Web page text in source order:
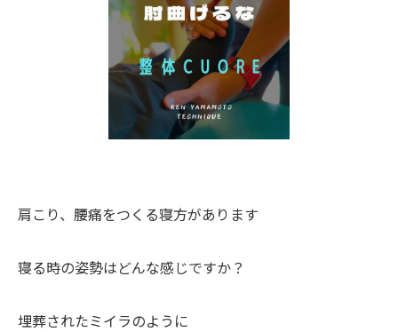
肩こり、腰痛をつくる寝方があります
寝る時の姿勢はどんな感じですか？
埋葬されたミイラのように